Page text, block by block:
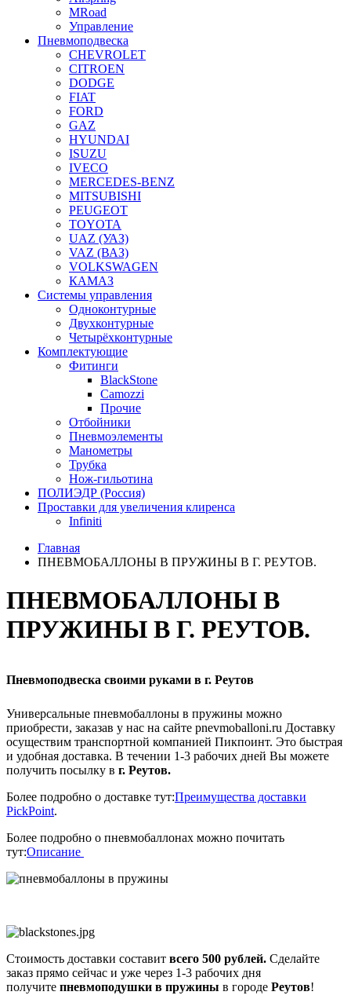
MRoad
Управление
Пневмоподвеска
CHEVROLET
CITROEN
DODGE
FIAT
FORD
GAZ
HYUNDAI
ISUZU
IVECO
MERCEDES-BENZ
MITSUBISHI
PEUGEOT
TOYOTA
UAZ (УАЗ)
VAZ (ВАЗ)
VOLKSWAGEN
КАМАЗ
Системы управления
Одноконтурные
Двухконтурные
Четырёхконтурные
Комплектующие
Фитинги
BlackStone
Camozzi
Прочие
Отбойники
Пневмоэлементы
Манометры
Трубка
Нож-гильотина
ПОЛИЭДР (Россия)
Проставки для увеличения клиренса
Infiniti
Главная
ПНЕВМОБАЛЛОНЫ В ПРУЖИНЫ В Г. РЕУТОВ.
ПНЕВМОБАЛЛОНЫ В
ПРУЖИНЫ В Г. РЕУТОВ.
Пневмоподвеска своими руками в г. Реутов
Универсальные пневмобаллоны в пружины можно
приобрести, заказав у нас на сайте pnevmoballoni.ru Доставку
осуществим транспортной компанией Пикпоинт. Это быстрая
и удобная доставка. В течении 1-3 рабочих дней Вы можете
получить посылку в г. Реутов.
Более подробно о доставке тут:Преимущества доставки
PickPoint.
Более подробно о пневмобаллонах можно почитать
тут:Описание
Стоимость доставки составит всего 500 рублей. Сделайте
заказ прямо сейчас и уже через 1-3 рабочих дня
получите пневмоподушки в пружины в городе Реутов!